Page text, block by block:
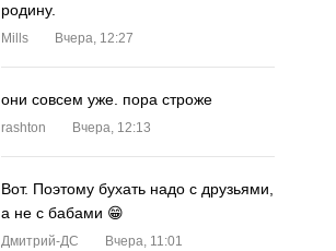
родину.
Mills Вчера, 12:27
они совсем уже. пора строже
rashton Вчера, 12:13
Вот. Поэтому бухать надо с друзьями,
а не с бабами 😁
Дмитрий-ДС Вчера, 11:01